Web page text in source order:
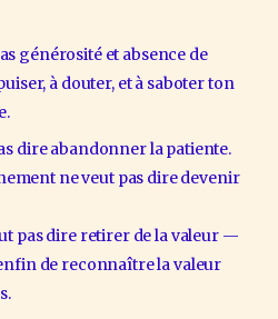
générosité et absence de
à douter, et à saboter ton
dire abandonner la patiente.
ne veut pas dire devenir
pas dire retirer de la valeur —
de reconnaître la valeur